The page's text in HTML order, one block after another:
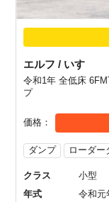
エルフ / いすゞ
令和1年 全低床
プ
価格
ダンプ ローダー
クラス
小型
年式
令和元